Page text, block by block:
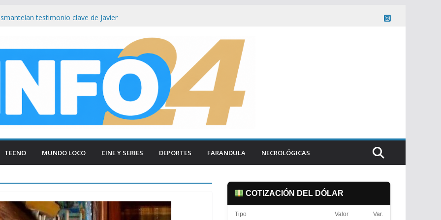
municipal tras ser hallada en
tradicional al borde del cierre por
Protesta por Inseguridad y Femicidio
con la Policía
Lynch bajo el ojo: Senador ataca ley
su venta a foráneos
TECNO MUNDO LOCO CINE Y SERIES DEPORTES FARANDULA NECROLÓGICAS
COTIZACIÓN DEL DÓLAR
Tipo Valor Var.